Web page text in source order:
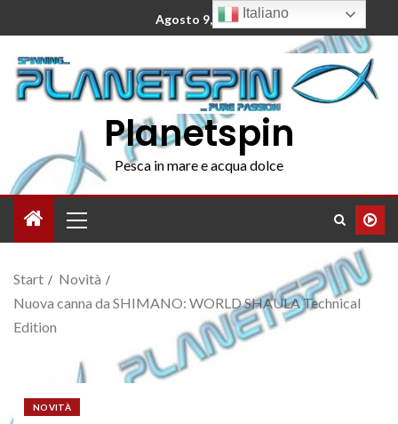
Agosto 9, 2026
Planetspin
Pesca in mare e acqua dolce
Start
Novità
Nuova canna da SHIMANO: WORLD SHAULA Technical
Edition
NOVITÀ
Italiano